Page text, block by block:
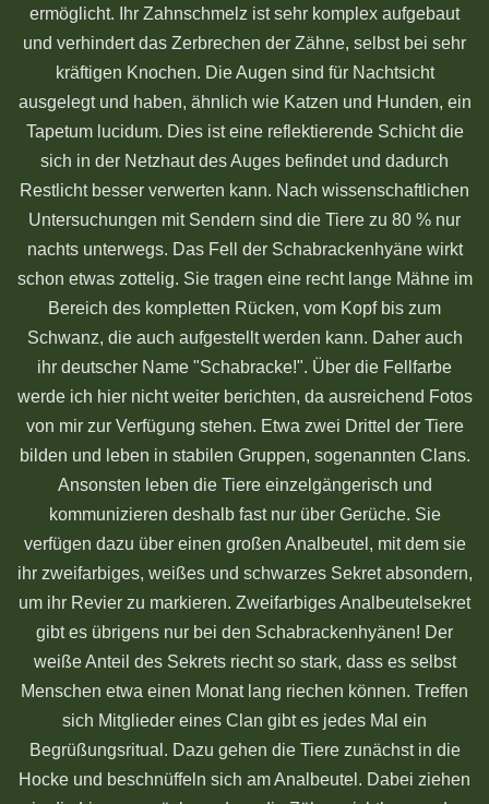
ermöglicht. Ihr Zahnschmelz ist sehr komplex aufgebaut
und verhindert das Zerbrechen der Zähne, selbst bei sehr
kräftigen Knochen. Die Augen sind für Nachtsicht
ausgelegt und haben, ähnlich wie Katzen und Hunden, ein
Tapetum lucidum. Dies ist eine reflektierende Schicht die
sich in der Netzhaut des Auges befindet und dadurch
Restlicht besser verwerten kann. Nach wissenschaftlichen
Untersuchungen mit Sendern sind die Tiere zu 80 % nur
nachts unterwegs. Das Fell der Schabrackenhyäne wirkt
schon etwas zottelig. Sie tragen eine recht lange Mähne im
Bereich des kompletten Rücken, vom Kopf bis zum
Schwanz, die auch aufgestellt werden kann. Daher auch
ihr deutscher Name "Schabracke!". Über die Fellfarbe
werde ich hier nicht weiter berichten, da ausreichend Fotos
von mir zur Verfügung stehen. Etwa zwei Drittel der Tiere
bilden und leben in stabilen Gruppen, sogenannten Clans.
Ansonsten leben die Tiere einzelgängerisch und
kommunizieren deshalb fast nur über Gerüche. Sie
verfügen dazu über einen großen Analbeutel, mit dem sie
ihr zweifarbiges, weißes und schwarzes Sekret absondern,
um ihr Revier zu markieren. Zweifarbiges Analbeutelsekret
gibt es übrigens nur bei den Schabrackenhyänen! Der
weiße Anteil des Sekrets riecht so stark, dass es selbst
Menschen etwa einen Monat lang riechen können. Treffen
sich Mitglieder eines Clan gibt es jedes Mal ein
Begrüßungsritual. Dazu gehen die Tiere zunächst in die
Hocke und beschnüffeln sich am Analbeutel. Dabei ziehen